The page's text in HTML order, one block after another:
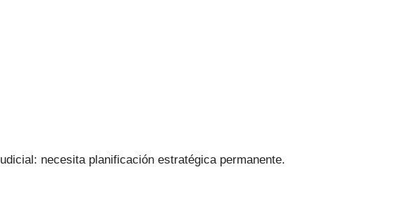
necesita planificación estratégica permanente.